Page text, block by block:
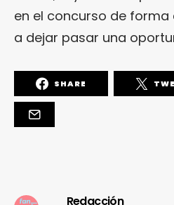
en el concurso de
a dejar pasar una
SHARE
Redacción